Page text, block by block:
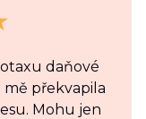
daňové
mě překvapila
Mohu jen